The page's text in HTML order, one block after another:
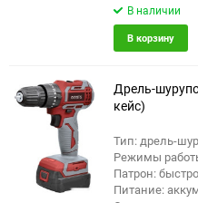
В наличии
В корзину
Дрель-
кейс)
Тип: дрель-
Режимы
Патрон:
Питание: